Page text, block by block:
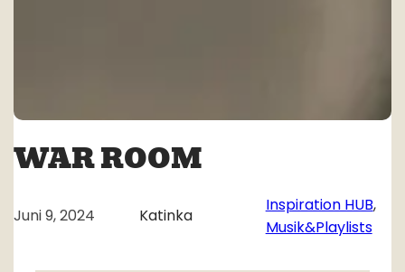
WAR ROOM
Juni 9, 2024 Katinka
Inspiration HUB,
Musik&Playlists